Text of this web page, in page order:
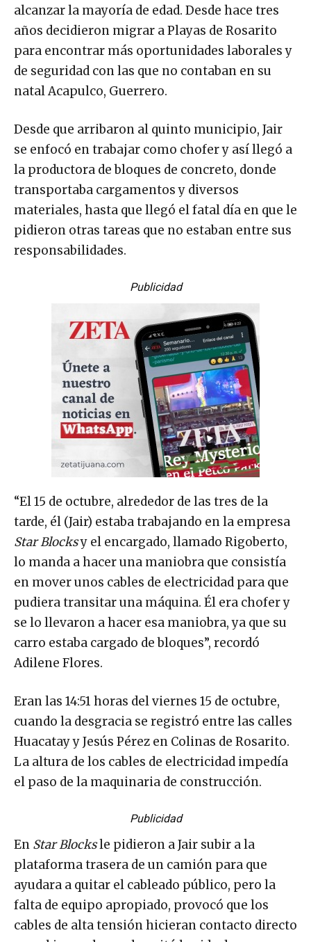
alcanzar la mayoría de edad. Desde hace tres
años decidieron migrar a Playas de Rosarito
para encontrar más oportunidades laborales y
de seguridad con las que no contaban en su
natal Acapulco, Guerrero.
Desde que arribaron al quinto municipio, Jair
se enfocó en trabajar como chofer y así llegó a
la productora de bloques de concreto, donde
transportaba cargamentos y diversos
materiales, hasta que llegó el fatal día en que le
pidieron otras tareas que no estaban entre sus
responsabilidades.
Publicidad
“El 15 de octubre, alrededor de las tres de la
tarde, él (Jair) estaba trabajando en la empresa
Star Blocksy el encargado, llamado Rigoberto,
lo manda a hacer una maniobra que consistía
en mover unos cables de electricidad para que
pudiera transitar una máquina. Él era chofer y
se lo llevaron a hacer esa maniobra, ya que su
carro estaba cargado de bloques”, recordó
Adilene Flores.
Eran las 14:51 horas del viernes 15 de octubre,
cuando la desgracia se registró entre las calles
Huacatay y Jesús Pérez en Colinas de Rosarito.
La altura de los cables de electricidad impedía
el paso de la maquinaria de construcción.
Publicidad
En Star Blocksle pidieron a Jair subir a la
plataforma trasera de un camión para que
ayudara a quitar el cableado público, pero la
falta de equipo apropiado, provocó que los
cables de alta tensión hicieran contacto directo